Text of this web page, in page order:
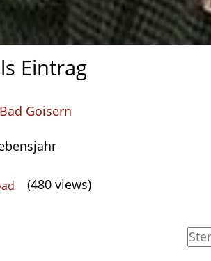
Eintrag
Bad Goisern
(480 views)